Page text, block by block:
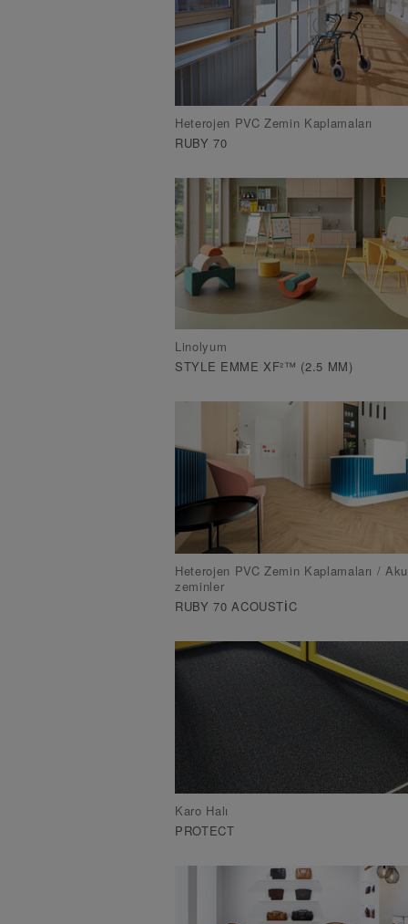
Heterojen PVC Zemin Kaplamaları
RUBY 70
Linolyum
STYLE EMME XF²™ (2.5 MM)
Heterojen PVC Zemin Kaplamaları /
zeminler
RUBY 70 ACOUSTIC
Karo Halı
PROTECT